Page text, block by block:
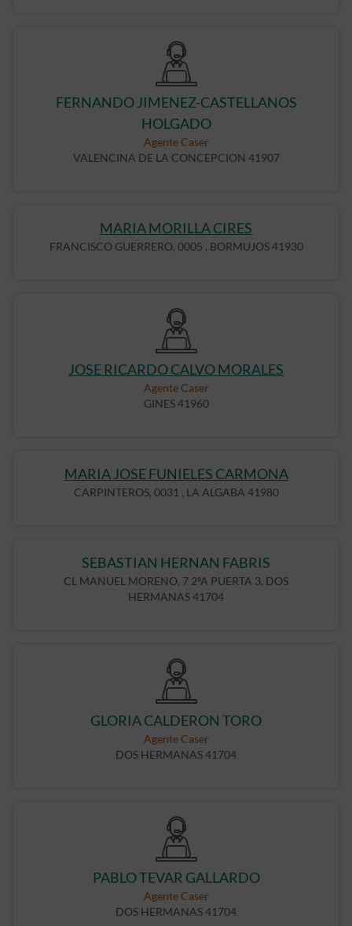
FERNANDO JIMENEZ-CASTELLANOS
HOLGADO
Agente Caser
VALENCINA DE LA CONCEPCION 41907
MARIA MORILLA CIRES
FRANCISCO GUERRERO, 0005 , BORMUJOS 41930
JOSE RICARDO CALVO MORALES
Agente Caser
GINES 41960
MARIA JOSE FUNIELES CARMONA
CARPINTEROS, 0031 , LA ALGABA 41980
SEBASTIAN HERNAN FABRIS
CL MANUEL MORENO, 7 2ºA PUERTA 3, DOS
HERMANAS 41704
GLORIA CALDERON TORO
Agente Caser
DOS HERMANAS 41704
PABLO TEVAR GALLARDO
Agente Caser
DOS HERMANAS 41704